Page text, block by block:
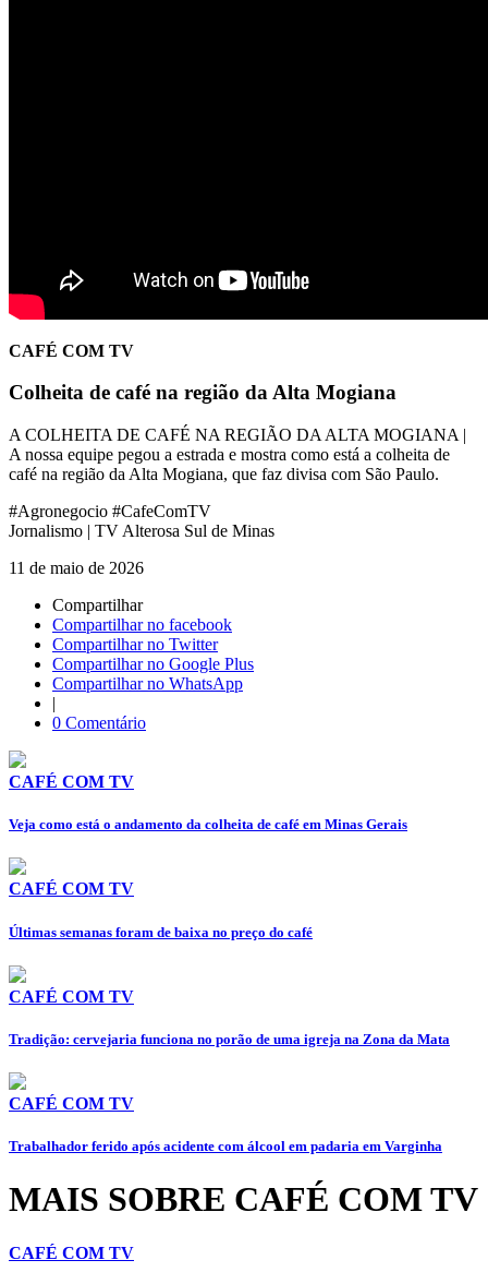
CAFÉ COM TV
Colheita de café na região da Alta Mogiana
A COLHEITA DE CAFÉ NA REGIÃO DA ALTA MOGIANA |
A nossa equipe pegou a estrada e mostra como está a colheita de
café na região da Alta Mogiana, que faz divisa com São Paulo.
#Agronegocio #CafeComTV
Jornalismo | TV Alterosa Sul de Minas
11 de maio de 2026
Compartilhar
Compartilhar no facebook
Compartilhar no Twitter
Compartilhar no Google Plus
Compartilhar no WhatsApp
|
0 Comentário
CAFÉ COM TV
Veja como está o andamento da colheita de café em Minas Gerais
CAFÉ COM TV
Últimas semanas foram de baixa no preço do café
CAFÉ COM TV
Tradição: cervejaria funciona no porão de uma igreja na Zona da Mata
CAFÉ COM TV
Trabalhador ferido após acidente com álcool em padaria em Varginha
MAIS SOBRE CAFÉ COM TV
CAFÉ COM TV